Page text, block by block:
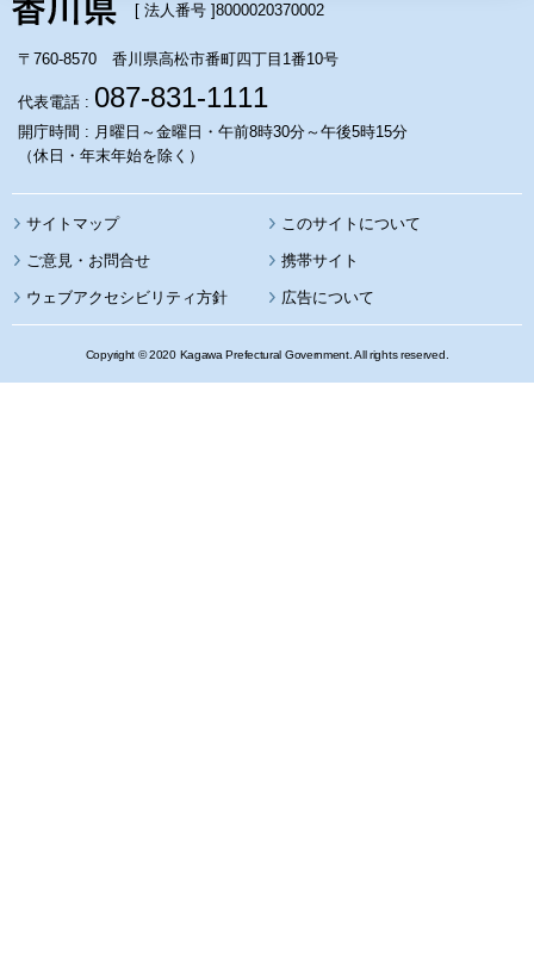
[ 法人番号 ]8000020370002
〒760-8570 香川県高松市番町四丁目1番10号
代表電話 : 087-831-1111
開庁時間 : 月曜日～金曜日・午前8時30分～午後5時15分
（休日・年末年始を除く）
サイトマップ このサイトについて
携帯サイト
ウェブアクセシビリティ方針 広告について
Copyright © 2020 Kagawa Prefectural Government. All rights reserved.